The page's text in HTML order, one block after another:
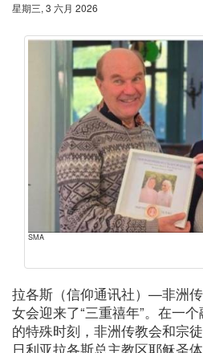
星期三, 3 六月 2026
SMA
拉各斯（信仰通讯社）—非洲
女会迎来了“三重禧年”。在一
的特殊时刻，非洲传教会和宗
日利亚拉各斯总主教区耶稣圣